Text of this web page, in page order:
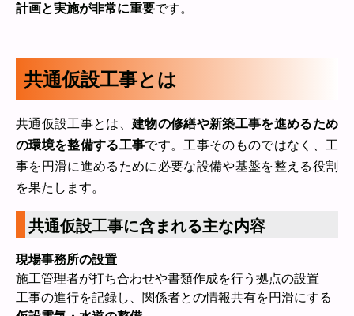
計画と実施が非常に重要です。
共通仮設工事とは
共通仮設工事とは、 建物の修繕や新築工事を進めるため
の環境を整備する工事です。工事そのものではなく、工
事を円滑に進めるために必要な設備や基盤を整える役割
を果たします。
共通仮設工事に含まれる主な内容
現場事務所の設置
施工管理者が打ち合わせや書類作成を行う拠点の設置
工事の進行を記録し、関係者との情報共有を円滑にする